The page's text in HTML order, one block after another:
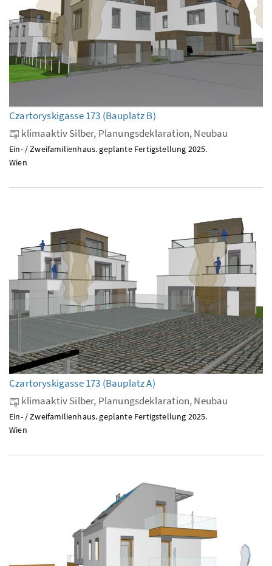
Czartoryskigasse 173 (Bauplatz B)
klimaaktiv Silber, Planungsdeklaration, Neubau
Ein- / Zweifamilienhaus. geplante Fertigstellung 2025.
Wien
Czartoryskigasse 173 (Bauplatz A)
klimaaktiv Silber, Planungsdeklaration, Neubau
Ein- / Zweifamilienhaus. geplante Fertigstellung 2025.
Wien